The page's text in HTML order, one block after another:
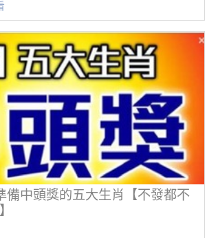
備中頭獎的五大生肖【不發都不